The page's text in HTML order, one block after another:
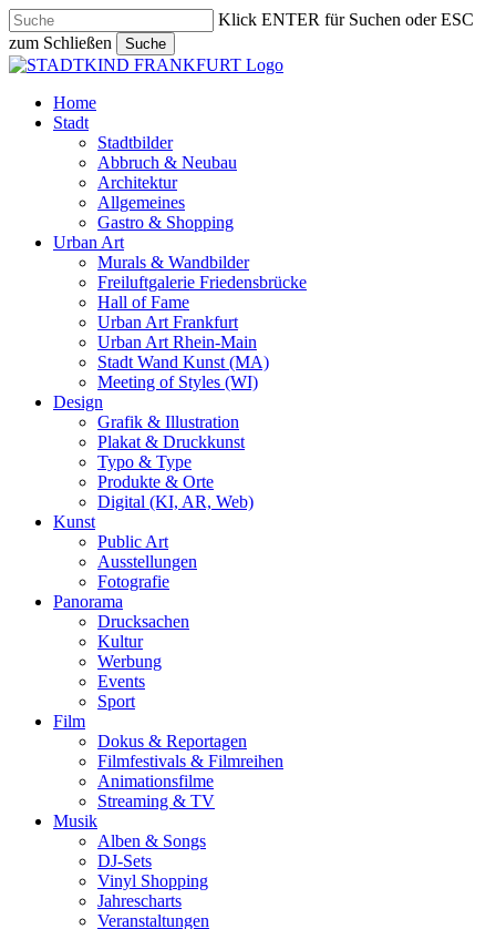
Skip
to
main
content
Klick ENTER für Suchen oder ESC
zum Schließen
Suche
Close
search
Menu
Home
Stadt
Stadtbilder
Abbruch & Neubau
Architektur
Allgemeines
Gastro & Shopping
Urban Art
Murals & Wandbilder
Freiluftgalerie Friedensbrücke
Hall of Fame
Urban Art Frankfurt
Urban Art Rhein-Main
Stadt Wand Kunst (MA)
Meeting of Styles (WI)
Design
Grafik & Illustration
Plakat & Druckkunst
Typo & Type
Produkte & Orte
Digital (KI, AR, Web)
Kunst
Public Art
Ausstellungen
Fotografie
Panorama
Drucksachen
Kultur
Werbung
Events
Sport
Film
Dokus & Reportagen
Filmfestivals & Filmreihen
Animationsfilme
Streaming & TV
Musik
Alben & Songs
DJ-Sets
Vinyl Shopping
Jahrescharts
Veranstaltungen